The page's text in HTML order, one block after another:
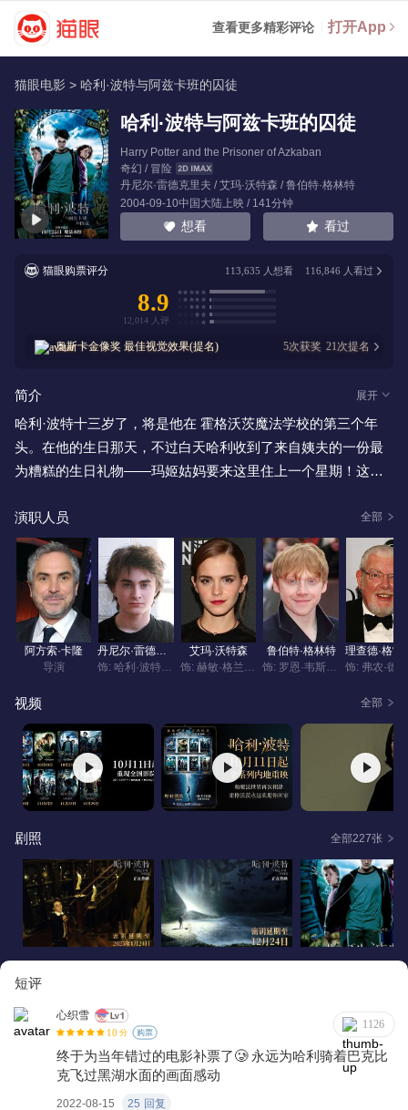
查看更多精彩评论 打开App
猫眼电影 >哈利·波特与阿兹卡班的囚徒
哈利·波特与阿兹卡班的囚徒
Harry Potter and the Prisoner of Azkaban
奇幻 / 冒险
丹尼尔·雷德克里夫 /艾玛·沃特森 /鲁伯特·格林特
2004-09-10中国大陆上映 / 141分钟
想看 看过
猫眼购票评分 113,635 人想看 116,846 人看过
8.9
12,014 人评
奥斯卡金像奖 最佳视觉效果(提名) 5次获奖 21 次提名
简介 展开
哈利·波特十三岁了，将是他在 霍格沃茨魔法学校的第三个年
头。在他的生日那天，不过白天哈利收到了来自姨夫的一份最
为糟糕的生日礼物——玛姬姑妈要来这里住上一个星期！这个
也不例外，她开始无休止的侮辱哈利已经故去的父母，忍无可
忍的哈利终于让她成了一个飞向蓝天的人形气球。怒气冲冲的
哈利收拾好行李离开了 女贞路4号，在黑暗中他看到了一只巨
大的黑狗，但是在瞬间它就失去的踪影。正当哈利疑惑不解的
时候，远处驶来了魔法部的爵士公车。就这样，哈利来到了伦
敦 对角巷。而哈利一直对魔法部为什么没有因为他对麻瓜乱施
魔法而惩罚他感到疑惑，但渐渐他明白了事情的原委。阿兹卡
莱克是伏地魔最为得力的助手，用一条咒语杀死了13个人，而
他逃出 阿兹卡班的原因就是要寻找哈利·波特，阿兹卡班监狱已
经派出了 摄魂怪来追捕小天狼星。不过事情并不像风传中的那
样简单，小天狼星本是哈利父母的好朋友和哈利的教父。哈利
得知自己的父母是因为小天狼星的出卖而被伏地魔杀害的之
狼星不是传闻中无恶不作的凶徒 。
演职人员 全部
阿方索·卡隆
导演
丹尼尔·雷德克里夫
饰: 哈利·波特 Harry Potter
艾玛·沃特森
饰: 赫敏·格兰杰 Hermione Granger
鲁伯特·格林特
饰: 罗恩·韦斯莱 Ron Weasley
视频 全部
剧照 全部227张
短评
心织雪
10 分 购票
1126
终于为当年错过的电影补票了🥲 永远为哈利骑着巴克比
克飞过黑湖水面的画面感动
2022-08-15 25 回复